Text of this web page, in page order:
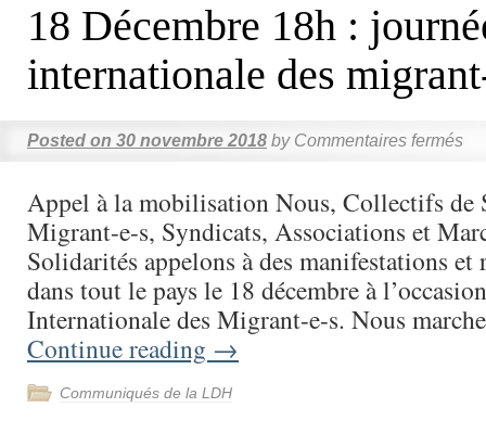
18 Décembre 18h :
internationale des
Posted on 30 novembre 2018 by Commentaires fermés
Appel à la mobilisation Nous, Collectifs de
Migrant-e-s, Syndicats, Associations et
Solidarités appelons à des manifestations et
dans tout le pays le 18 décembre à
Internationale des Migrant-e-s. Nous
Continue reading →
Communiqués de la LDH